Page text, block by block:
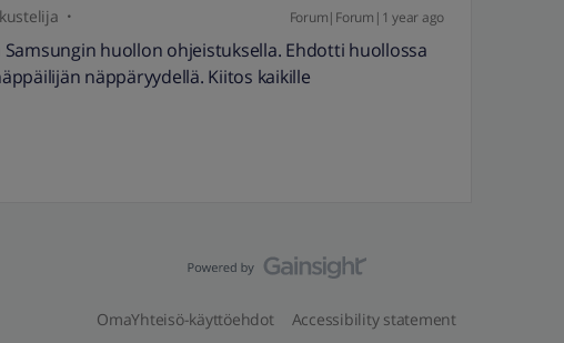
Forum|Forum|1 year ago
huollon ohjeistuksella. Ehdotti huollossa
näppäryydellä. Kiitos kaikille
OmaYhteisö-käyttöehdot Accessibility statement